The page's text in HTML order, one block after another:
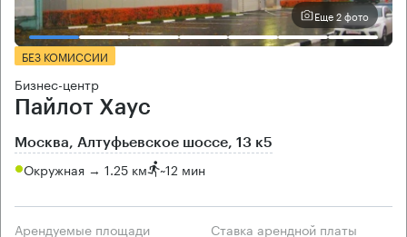
Еще 2 фото
БЕЗ КОМИССИИ
Бизнес-центр
Пайлот Хаус
Москва, Алтуфьевское шоссе, 13 к5
Окружная → 1.25 км ~12 мин
Арендуемые площади Ставка арендной платы